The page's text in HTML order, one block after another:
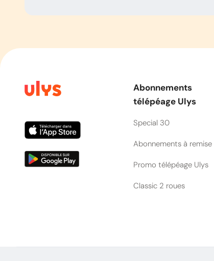
Abonnements
télépéage Ulys
Special 30
Abonnements à remise
Promo télépéage Ulys
Classic 2 roues